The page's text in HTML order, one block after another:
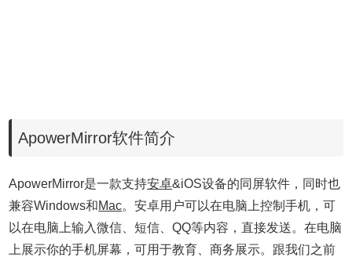
ApowerMirror软件简介
ApowerMirror是一款支持安卓&iOS设备的同屏软件，同时也
兼容Windows和Mac。安卓用户可以在电脑上控制手机，可
以在电脑上输入微信、短信、QQ等内容，直接发送。在电脑
上展示你的手机屏幕，可用于教育、商务展示。跟我们之前